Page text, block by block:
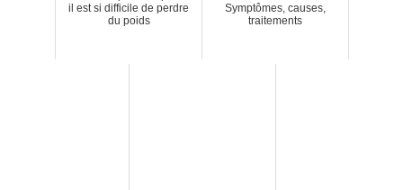
il est si difficile de perdre
du poids
Symptômes, causes,
traitements